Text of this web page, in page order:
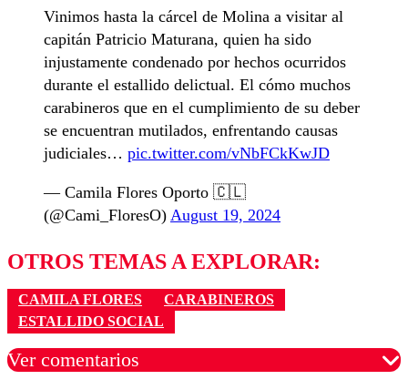
Vinimos hasta la cárcel de Molina a visitar al
capitán Patricio Maturana, quien ha sido
injustamente condenado por hechos ocurridos
durante el estallido delictual. El cómo muchos
carabineros que en el cumplimiento de su deber
se encuentran mutilados, enfrentando causas
judiciales… pic.twitter.com/vNbFCkKwJD
— Camila Flores Oporto 🇨🇱
(@Cami_FloresO) August 19, 2024
OTROS TEMAS A EXPLORAR:
CAMILA FLORES
CARABINEROS
ESTALLIDO SOCIAL
Ver comentarios